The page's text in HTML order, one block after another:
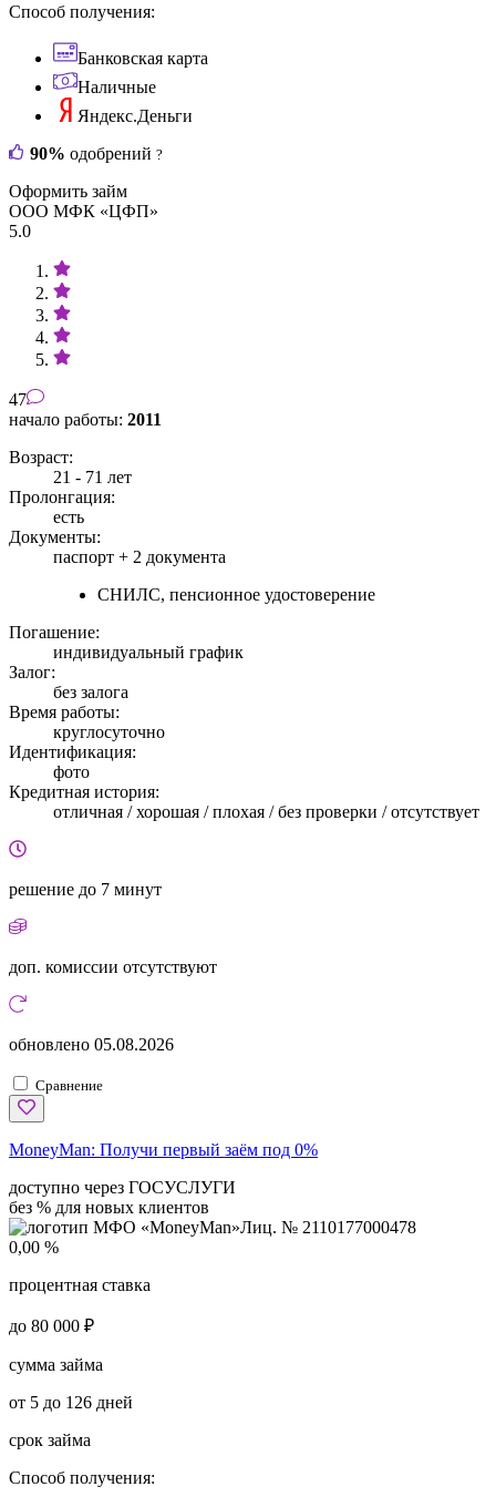
Способ получения:
Банковская карта
Наличные
Яндекс.Деньги
90% одобрений ?
Оформить займ
ООО МФК «ЦФП»
5.0
47
начало работы: 2011
Возраст:
21 - 71 лет
Пролонгация:
есть
Документы:
паспорт + 2 документа
СНИЛС, пенсионное удостоверение
Погашение:
индивидуальный график
Залог:
без залога
Время работы:
круглосуточно
Идентификация:
фото
Кредитная история:
отличная / хорошая / плохая / без проверки / отсутствует
решение до 7 минут
доп. комиссии отсутствуют
обновлено 05.08.2026
Сравнение
MoneyMan: Получи первый заём под 0%
доступно через ГОСУСЛУГИ
без % для новых клиентов
Лиц. № 2110177000478
0,00 %
процентная ставка
до 80 000 ₽
сумма займа
от 5 до 126 дней
срок займа
Способ получения: